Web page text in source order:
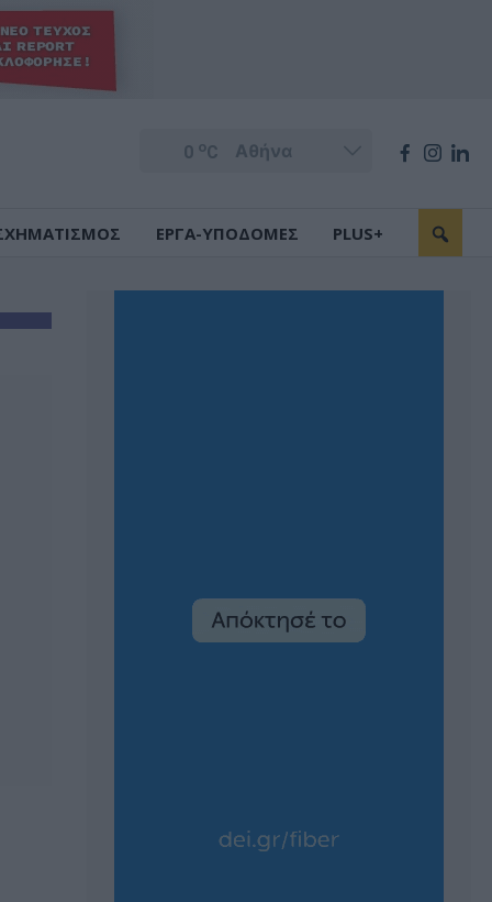
0 oC
ΕΡΓΑ-ΥΠΟΔΟΜΕΣ PLUS+